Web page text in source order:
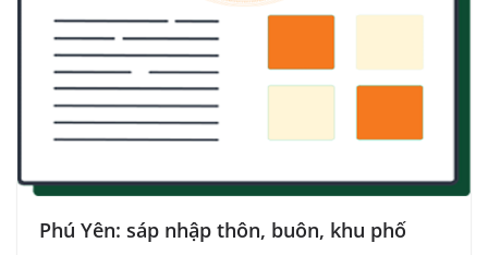
Phú Yên: sáp nhập thôn, buôn, khu phố